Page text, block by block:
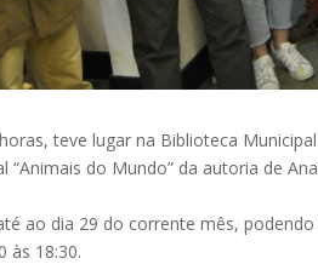
teve lugar na Biblioteca
“Animais do Mundo” da autoria de
ao dia 29 do corrente mês,
às 18:30.